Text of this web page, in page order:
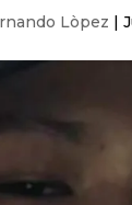
Lòpez |